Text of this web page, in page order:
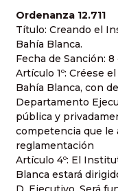
Ordenanza 12.711
Título: Creando el
Bahía Blanca.
Fecha de Sanción:
Artículo 1º: Créese
Bahía Blanca, con
Departamento
pública y
competencia que le
reglamentación
Artículo 4º: El
Blanca estará